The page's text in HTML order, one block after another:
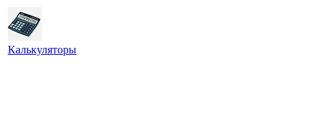
Калькуляторы